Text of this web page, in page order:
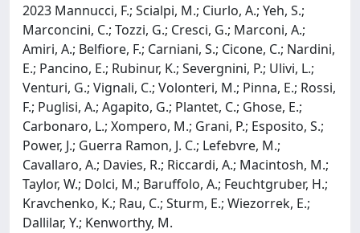
2023 Mannucci, F.; Scialpi, M.; Ciurlo, A.; Yeh, S.;
Marconcini, C.; Tozzi, G.; Cresci, G.; Marconi, A.;
Amiri, A.; Belfiore, F.; Carniani, S.; Cicone, C.; Nardini,
E.; Pancino, E.; Rubinur, K.; Severgnini, P.; Ulivi, L.;
Venturi, G.; Vignali, C.; Volonteri, M.; Pinna, E.; Rossi,
F.; Puglisi, A.; Agapito, G.; Plantet, C.; Ghose, E.;
Carbonaro, L.; Xompero, M.; Grani, P.; Esposito, S.;
Power, J.; Guerra Ramon, J. C.; Lefebvre, M.;
Cavallaro, A.; Davies, R.; Riccardi, A.; Macintosh, M.;
Taylor, W.; Dolci, M.; Baruffolo, A.; Feuchtgruber, H.;
Kravchenko, K.; Rau, C.; Sturm, E.; Wiezorrek, E.;
Dallilar, Y.; Kenworthy, M.